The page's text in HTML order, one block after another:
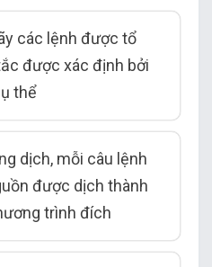
các lệnh được tổ
được xác định bởi
thể
dịch, mỗi câu lệnh
được dịch thành
trình đích